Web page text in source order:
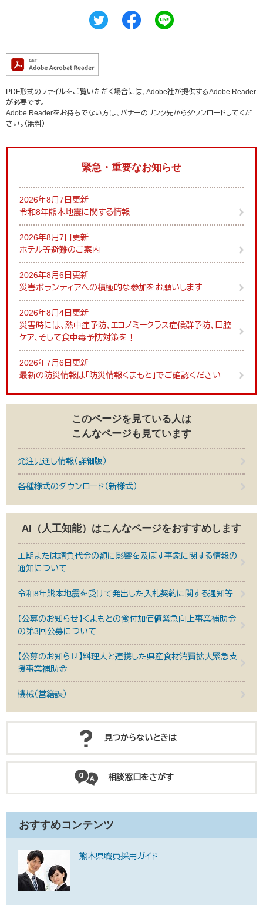
PDF形式のファイルをご覧いただく場合には、Adobe社が提供するAdobe Reader
が必要です。
Adobe Readerをお持ちでない方は、バナーのリンク先からダウンロードしてくだ
さい。（無料）
緊急・重要なお知らせ
2026年8月7日更新
令和8年熊本地震に関する情報
2026年8月7日更新
ホテル等避難のご案内
2026年8月6日更新
災害ボランティアへの積極的な参加をお願いします
2026年8月4日更新
災害時には、熱中症予防、エコノミークラス症候群予防、口腔
ケア、そして食中毒予防対策を！
2026年7月6日更新
最新の防災情報は「防災情報くまもと」でご確認ください
このページを見ている人は
こんなページも見ています
発注見通し情報（詳細版）
各種様式のダウンロード（新様式）
AI（人工知能）はこんなページをおすすめします
工期または請負代金の額に影響を及ぼす事象に関する情報の
通知について
令和8年熊本地震を受けて発出した入札契約に関する通知等
【公募のお知らせ】くまもとの食付加価値緊急向上事業補助金
の第3回公募について
【公募のお知らせ】料理人と連携した県産食材消費拡大緊急支
援事業補助金
機械（営繕課）
見つからないときは
相談窓口をさがす
おすすめコンテンツ
熊本県職員採用ガイド